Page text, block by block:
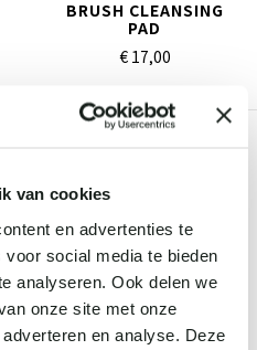
van cookies
en advertenties te
social media te bieden
analyseren. Ook delen we
onze site met onze
en analyse. Deze
BRUSH CLEANSING
PAD
€ 17,00
VERTELLEN